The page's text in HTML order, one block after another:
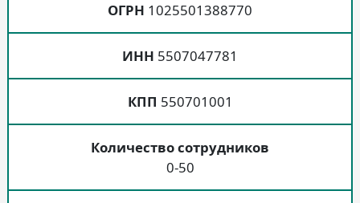
ОГРН 1025501388770
ИНН 5507047781
КПП 550701001
Количество сотрудников
0-50